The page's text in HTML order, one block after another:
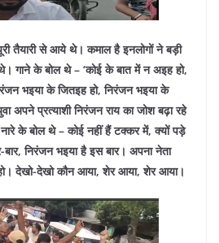
तैयारी से आये थे। कमाल है इनलोगों ने बड़ी
गाने के बोल थे – ‘कोई के बात में न अइह हो,
भइया के जितइह हो, निरंजन भइया के
अपने प्रत्याशी निरंजन राय का जोश बढ़ा रहे
के बोल थे – कोई नहीं हैं टक्कर में, क्यों पड़े
निरंजन भइया है इस बार। अपना नेता
देखो-देखो कौन आया, शेर आया, शेर आया।